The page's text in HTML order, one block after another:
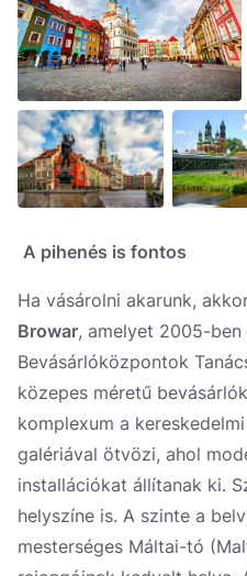
A pihenés is fontos
Ha vásárolni akarunk,
Browar, amelyet 2005-
Bevásárlóközpontok
közepes méretű
komplexum a
galériával ötvözi, ahol
installációkat állítanak ki.
helyszíne is. A szinte a
mesterséges Máltai-tó